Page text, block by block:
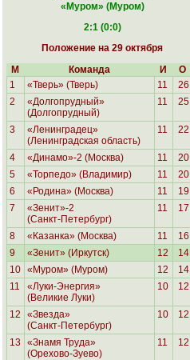
«Муром» (Муром)
2:1 (0:0)
Положение на 29 октября
М
Команда И
О
1
«Тверь» (Тверь) 11
26
2
«Долгопрудный»
(Долгопрудный)
11 25
3
«Ленинградец»
(Ленинградская область)
11 22
4 «Динамо»-2 (Москва) 11
20
5
«Торпедо» (Владимир) 11
20
6
«Родина» (Москва) 11
19
7
«Зенит»-2
(Санкт-Петербург)
11 17
8 «Казанка» (Москва) 11
16
9
«Зенит» (Иркутск) 12
14
10 «Муром» (Муром) 12
14
11
«Луки-Энергия»
(Великие Луки)
10 12
12
«Звезда»
(Санкт-Петербург)
10 12
13
«Знамя Труда»
(Орехово-Зуево)
11 12